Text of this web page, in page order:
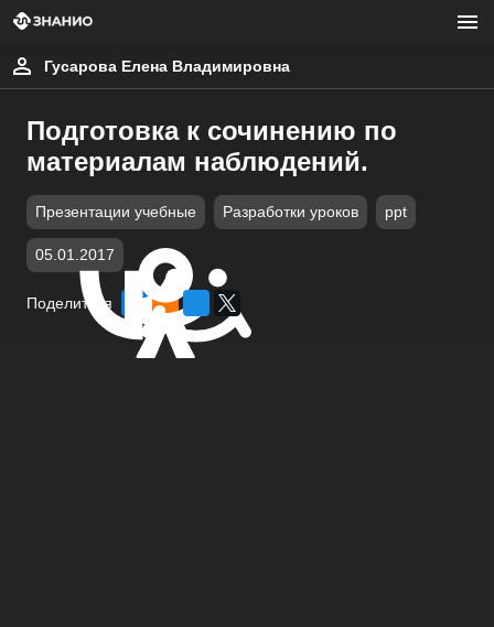
Гусарова Елена Владимировна
Подготовка к сочинению по
материалам наблюдений.
Презентации учебные Разработки уроков ppt
05.01.2017
Поделиться